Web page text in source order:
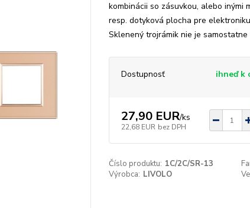
kombinácii so zásuvkou, alebo inými
resp. dotyková plocha pre
Sklenený trojrámik nie je samostatne
Dostupnosť ihneď k
27,90 EUR/ks
22,68 EUR bez DPH
Číslo produktu: 1C/2C/SR-13
Výrobca: LIVOLO